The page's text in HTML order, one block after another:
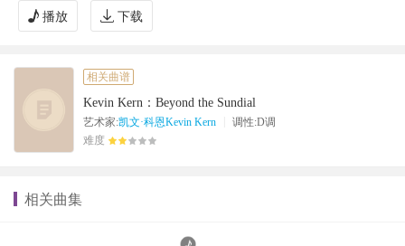
播放 下载
相关曲谱
Kevin Kern：Beyond the Sundial
艺术家:凯文·科恩Kevin Kern
调性:D调
难度
相关曲集